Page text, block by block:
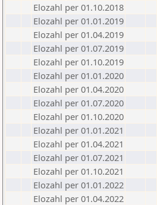
Elozahl per 01.10.2018
Elozahl per 01.01.2019
Elozahl per 01.04.2019
Elozahl per 01.07.2019
Elozahl per 01.10.2019
Elozahl per 01.01.2020
Elozahl per 01.04.2020
Elozahl per 01.07.2020
Elozahl per 01.10.2020
Elozahl per 01.01.2021
Elozahl per 01.04.2021
Elozahl per 01.07.2021
Elozahl per 01.10.2021
Elozahl per 01.01.2022
Elozahl per 01.04.2022